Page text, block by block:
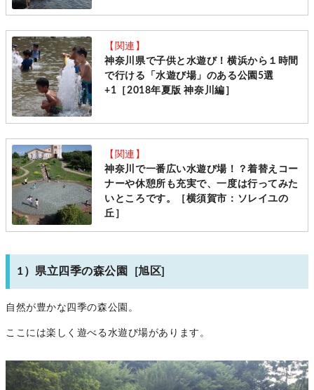
【関連】
神奈川県で子供と水遊び！横浜から１時間
で行ける「水遊び場」のある公園5選
+1［2018年夏版 神奈川編］
【関連】
神奈川で一番広い水遊び場！？着替えコー
ナーや休憩所も充実で、一度は行ってみた
いところです。［横須賀市：ソレイユの
丘］
1）県立四季の森公園 [旭区]
自然が豊かな四季の森公園。
ここには楽しく遊べる水遊び場があります。